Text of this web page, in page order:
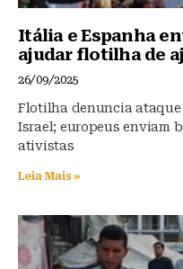
Itália e Espanha
ajudar flotilha de
26/09/2025
Flotilha denuncia
Israel; europeus enviam
ativistas
Leia Mais »